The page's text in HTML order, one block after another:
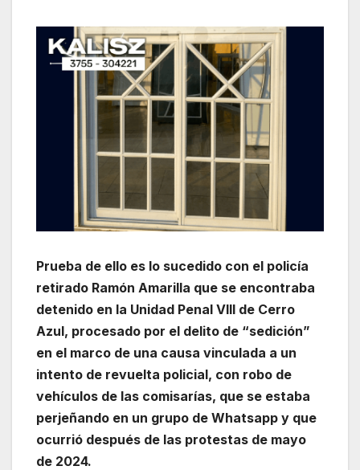
Prueba de ello es lo sucedido con el policía
retirado Ramón Amarilla que se encontraba
detenido en la Unidad Penal VIII de Cerro
Azul, procesado por el delito de “sedición”
en el marco de una causa vinculada a un
intento de revuelta policial, con robo de
vehículos de las comisarías, que se estaba
perjeñando en un grupo de Whatsapp y que
ocurrió después de las protestas de mayo
de 2024.